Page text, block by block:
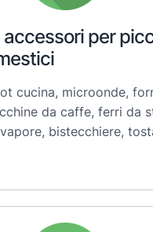
accessori per
cucina, microonde,
da caffe, ferri da
bistecchiere,